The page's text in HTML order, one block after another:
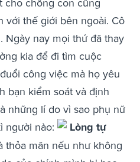
với thế giới bên ngoài. Cô
Ngày nay mọi thứ đã thay
kia để đi tìm cuộc
công việc mà họ yêu
bạn kiểm soát và định
những lí do vì sao phụ nữ
người nào:
Lòng tự
thỏa mãn nếu như không